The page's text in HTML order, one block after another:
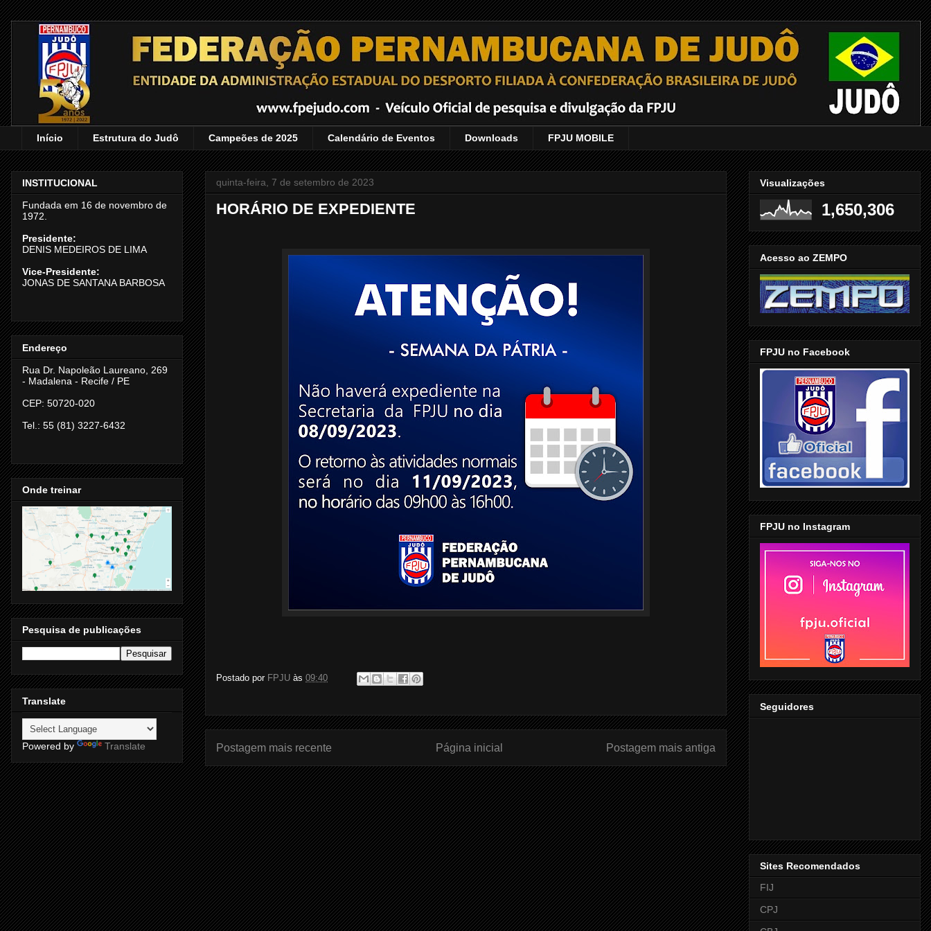
Início Estrutura do Judô Campeões de 2025 Calendário de Eventos Downloads FPJU MOBILE
quinta-feira, 7 de setembro de 2023
HORÁRIO DE EXPEDIENTE
Postado por FPJU às 09:40
Postagem mais recente Postagem mais antiga
Página inicial
INSTITUCIONAL
Fundada em 16 de novembro de
1972.
Presidente:
DENIS MEDEIROS DE LIMA
Vice-Presidente:
JONAS DE SANTANA BARBOSA
Endereço
Rua Dr. Napoleão Laureano, 269
- Madalena - Recife / PE
CEP: 50720-020
Tel.: 55 (81) 3227-6432
Onde treinar
Pesquisa de publicações
Translate
Powered by Translate
Visualizações
1,650,306
Acesso ao ZEMPO
FPJU no Facebook
FPJU no Instagram
Seguidores
Sites Recomendados
FIJ
CPJ